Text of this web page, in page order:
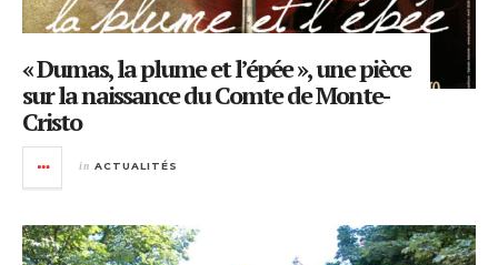
« Dumas, la plume et l’épée », une pièce
sur la naissance du Comte de Monte-
Cristo
in ACTUALITÉS